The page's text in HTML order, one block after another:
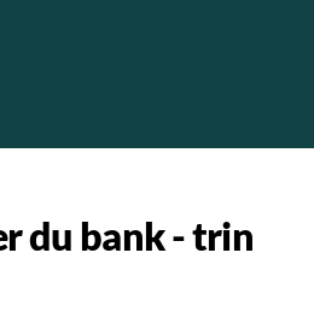
du bank - trin